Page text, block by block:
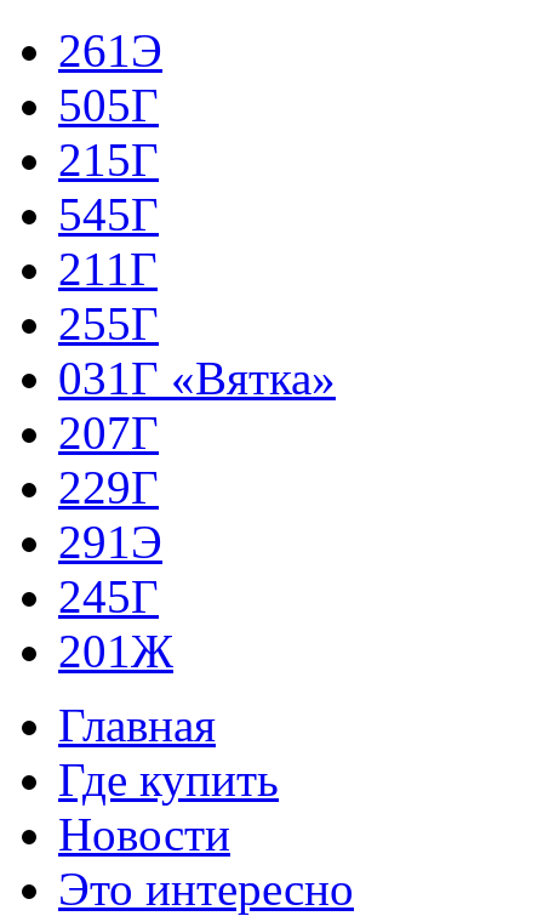
261Э
505Г
215Г
545Г
211Г
255Г
031Г «Вятка»
207Г
229Г
291Э
245Г
201Ж
Главная
Где купить
Новости
Это интересно